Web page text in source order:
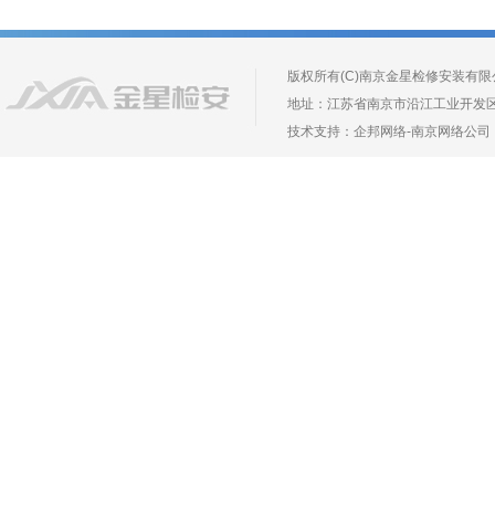
版权所有(C)南京金星检修安装有
地址：江苏省南京市沿江工业开
技术支持： 企邦网络-南京网络公司